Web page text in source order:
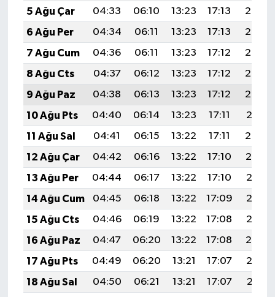
5 Ağu Çar
04:33 06:10 13:23 17:13
20:27
6 Ağu Per
04:34 06:11 13:23 17:13
20:26
7 Ağu Cum
04:36 06:11 13:23 17:12
20:25
8 Ağu Cts
04:37 06:12 13:23 17:12
20:23
9 Ağu Paz
04:38 06:13 13:23 17:12
20:22
10 Ağu Pts
04:40 06:14 13:23 17:11
20:21
11 Ağu Sal
04:41 06:15 13:22 17:11
20:20
12 Ağu Çar
04:42 06:16 13:22 17:10
20:19
13 Ağu Per
04:44 06:17 13:22 17:10
20:17
14 Ağu Cum
04:45 06:18 13:22 17:09
20:16
15 Ağu Cts
04:46 06:19 13:22 17:08
20:15
16 Ağu Paz
04:47 06:20 13:22 17:08
20:14
17 Ağu Pts
04:49 06:20 13:21 17:07
20:12
18 Ağu Sal
04:50 06:21 13:21 17:07
20:11